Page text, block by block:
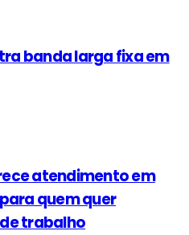
banda larga fixa em
atendimento em
quem quer
trabalho